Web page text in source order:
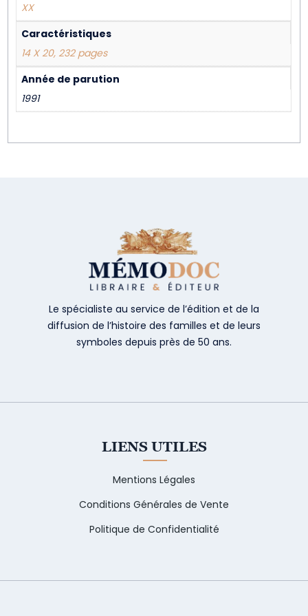
XX
Caractéristiques
14 X 20, 232 pages
Année de parution
1991
Le spécialiste au service de l’édition et de la
diffusion de l’histoire des familles et de leurs
symboles depuis près de 50 ans.
LIENS UTILES
Mentions Légales
Conditions Générales de Vente
Politique de Confidentialité